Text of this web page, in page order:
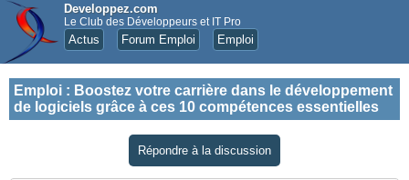
Developpez.com
Le Club des Développeurs et IT Pro
Actus Forum Emploi Emploi
Emploi : Boostez votre carrière dans le développement
de logiciels grâce à ces 10 compétences essentielles
Répondre à la discussion